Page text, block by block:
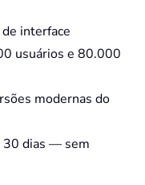
interface
usuários e 80.000
modernas do
30 dias — sem